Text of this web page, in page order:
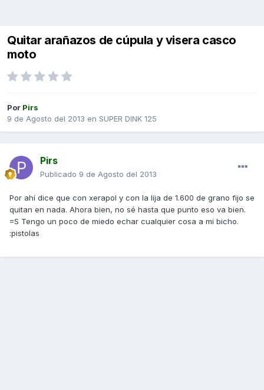
Quitar arañazos de cúpula y visera casco
moto
Por Pirs
9 de Agosto del 2013 en SUPER DINK 125
Pirs
Publicado 9 de Agosto del 2013
Por ahí dice que con xerapol y con la lija de 1.600 de grano fijo se
quitan en nada. Ahora bien, no sé hasta que punto eso va bien.
=S Tengo un poco de miedo echar cualquier cosa a mi bicho.
:pistolas